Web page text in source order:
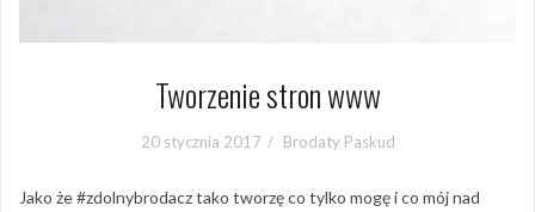
Tworzenie stron www
20 stycznia 2017 Brodaty Paskud
Jako że #zdolnybrodacz tako tworzę co tylko mogę i co mój nad